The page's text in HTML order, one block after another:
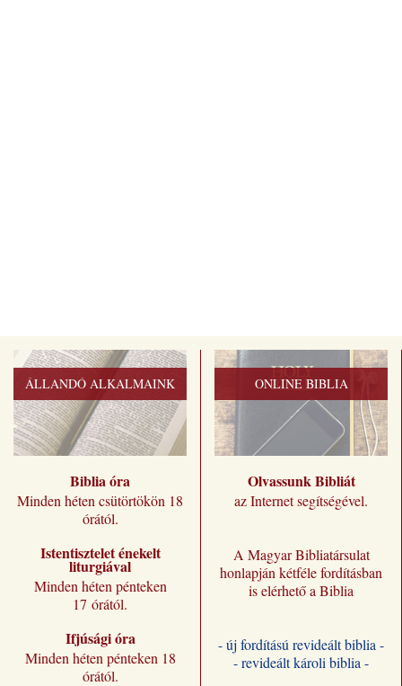
ÁLLANDÓ ALKALMAINK
Biblia óra
Minden héten csütörtökön 18
órától.
Istentisztelet énekelt
liturgiával
Minden héten pénteken
17 órától.
Ifjúsági óra
Minden héten pénteken 18
órától.
ONLINE BIBLIA
Olvassunk Bibliát
az Internet segítségével.
A Magyar Bibliatársulat
honlapján kétféle fordításban
is elérhető a Biblia
- új fordítású revideált biblia -
- revideált károli biblia -